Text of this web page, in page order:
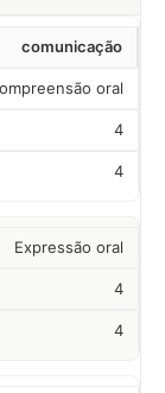
comunicação
oral
4
4
Expressão oral
4
4